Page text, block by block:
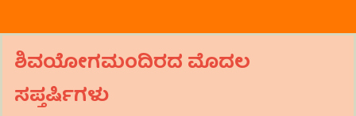
ಶಿವಯೋಗಮಂದಿರದ ಮೊದಲ
ಸಪ್ತರ್ಷಿಗಳು